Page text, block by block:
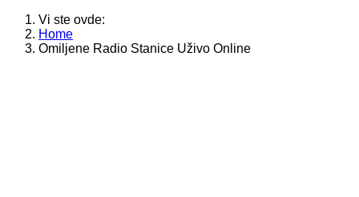
Vi ste ovde:
Home
Omiljene Radio Stanice Uživo Online